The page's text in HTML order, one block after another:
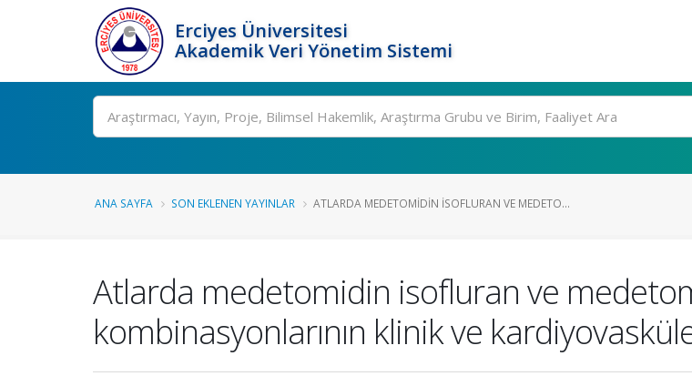
Erciyes Üniversitesi
Akademik Veri Yönetim Sistemi
Ara
ANA SAYFA SON EKLENEN YAYINLAR ATLARDA MEDETOMIDIN ISOFLURAN VE MEDETO...
Atlarda medetomidin isofluran ve
kombinasyonlarının klinik ve